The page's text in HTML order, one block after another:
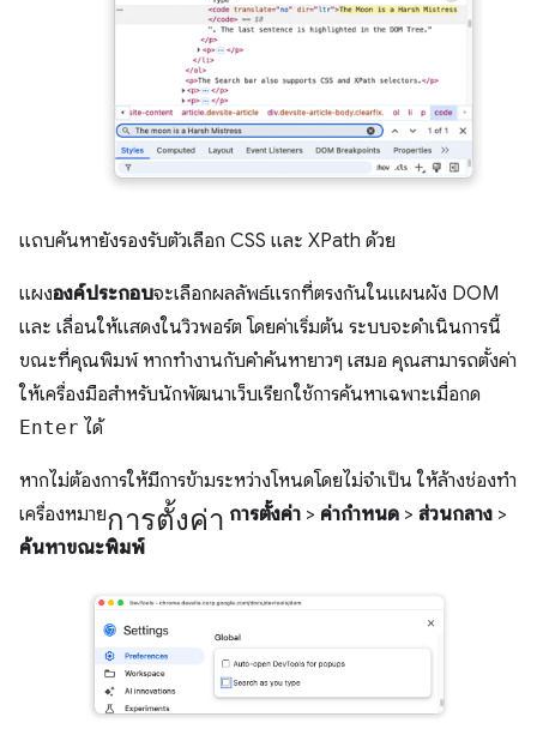
แถบค้นหายังรองรับตัวเลือก CSS และ XPath ด้วย
แผงองค์ประกอบจะเลือกผลลัพธ์แรกที่ตรงกันในแผนผัง DOM
และ เลื่อนให้แสดงในวิวพอร์ต โดยค่าเริ่มต้น ระบบจะดำเนินการนี้
ขณะที่คุณพิมพ์ หากทำงานกับคำค้นหายาวๆ เสมอ คุณสามารถตั้งค่า
ให้เครื่องมือสำหรับนักพัฒนาเว็บเรียกใช้การค้นหาเฉพาะเมื่อกด
Enter ได้
หากไม่ต้องการให้มีการข้ามระหว่างโหนดโดยไม่จำเป็น ให้ล้างช่องทำ
เครื่องหมายการตั้งค่า การตั้งค่า > ค่ากำหนด > ส่วนกลาง >
ค้นหาขณะพิมพ์